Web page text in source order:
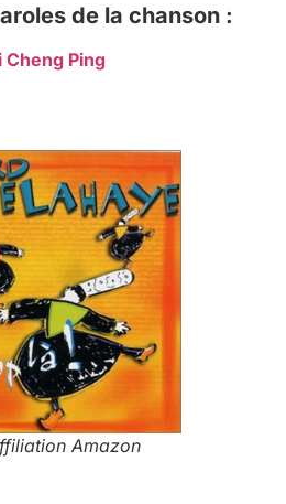
de la chanson :
Cheng Ping
Amazon